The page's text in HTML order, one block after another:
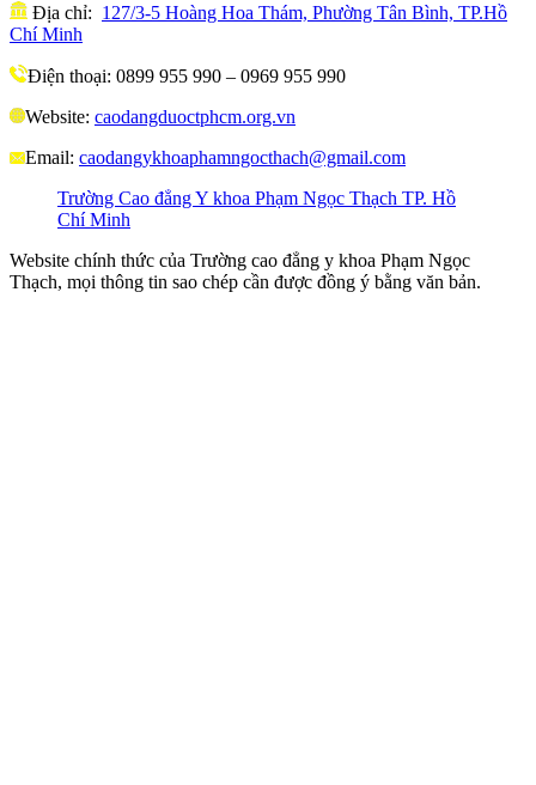
Địa chỉ: 127/3-5 Hoàng Hoa Thám, Phường Tân Bình, TP.Hồ
Chí Minh
Điện thoại: 0899 955 990 – 0969 955 990
Website: caodangduoctphcm.org.vn
Email: caodangykhoaphamngocthach@gmail.com
Trường Cao đẳng Y khoa Phạm Ngọc Thạch TP. Hồ
Chí Minh
Website chính thức của Trường cao đẳng y khoa Phạm Ngọc
Thạch, mọi thông tin sao chép cần được đồng ý bằng văn bản.